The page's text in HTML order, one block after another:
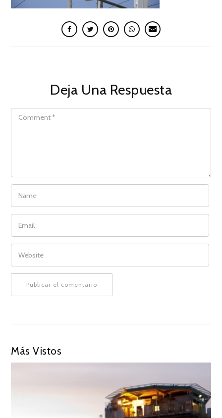
Deja Una Respuesta
COMMENT
NAME
EMAIL
WEBSITE
Más Vistos